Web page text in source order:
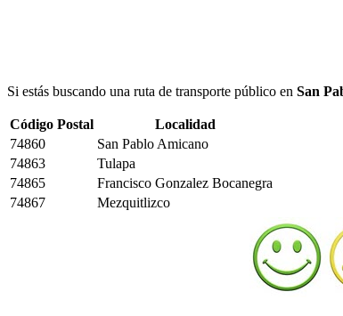
Si estás buscando una ruta de transporte público en San
Código Postal
Localidad
74860
San Pablo Amicano
74863
Tulapa
74865
Francisco Gonzalez Bocanegra
74867
Mezquitlizco